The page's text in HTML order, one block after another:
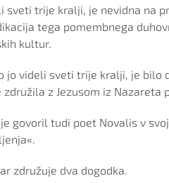
sveti trije kralji, je nevidna na
tega pomembnega
kultur.
jo videli sveti trije kralji, je bilo
združila z Jezusom iz Nazareta
govoril tudi poet Novalis v
združuje dva dogodka.